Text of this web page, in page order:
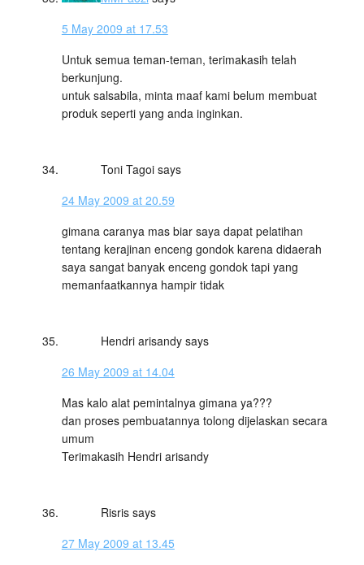
5 May 2009 at 17.53
Untuk semua teman-teman, terimakasih telah
berkunjung.
untuk salsabila, minta maaf kami belum membuat
produk seperti yang anda inginkan.
Toni Tagoi says
24 May 2009 at 20.59
gimana caranya mas biar saya dapat pelatihan
tentang kerajinan enceng gondok karena didaerah
saya sangat banyak enceng gondok tapi yang
memanfaatkannya hampir tidak
Hendri arisandy says
26 May 2009 at 14.04
Mas kalo alat pemintalnya gimana ya???
dan proses pembuatannya tolong dijelaskan secara
umum
Terimakasih Hendri arisandy
Risris says
27 May 2009 at 13.45